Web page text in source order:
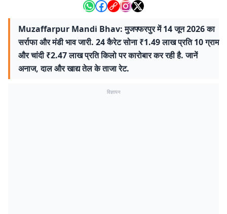
Muzaffarpur Mandi Bhav: मुजफ्फरपुर में 14 जून 2026 का
सर्राफा और मंडी भाव जारी. 24 कैरेट सोना ₹1.49 लाख प्रति 10 ग्राम
और चांदी ₹2.47 लाख प्रति किलो पर कारोबार कर रही है. जानें
अनाज, दाल और खाद्य तेल के ताजा रेट.
विज्ञापन